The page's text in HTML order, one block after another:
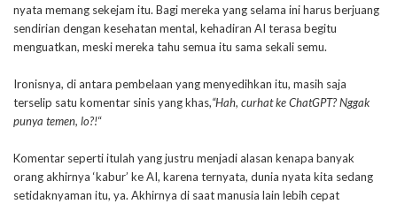
nyata memang sekejam itu. Bagi mereka yang selama ini harus berjuang
sendirian dengan kesehatan mental, kehadiran AI terasa begitu
menguatkan, meski mereka tahu semua itu sama sekali semu.
Ironisnya, di antara pembelaan yang menyedihkan itu, masih saja
terselip satu komentar sinis yang khas,“Hah, curhat ke ChatGPT? Nggak
punya temen, lo?!“
Komentar seperti itulah yang justru menjadi alasan kenapa banyak
orang akhirnya ‘kabur’ ke AI, karena ternyata, dunia nyata kita sedang
setidaknyaman itu, ya. Akhirnya di saat manusia lain lebih cepat